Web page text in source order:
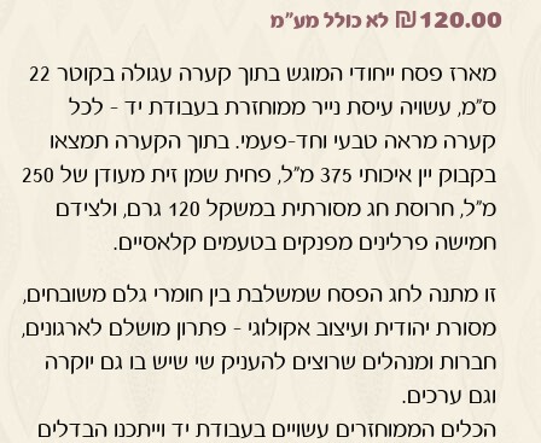
₪120.00 לא כולל מע"מ
מארז פסח ייחודי המוגש בתוך קערה עגולה בקוטר 22
ס"מ, עשויה עיסת נייר ממוחזרת בעבודת יד – לכל
קערה מראה טבעי וחד-פעמי. בתוך הקערה תמצאו
בקבוק יין איכותי 375 מ"ל, פחית שמן זית מעודן של 250
מ"ל, חרוסת חג מסורתית במשקל 120 גרם, ולצידם
חמישה פרלינים מפנקים בטעמים קלאסיים.
זו מתנה לחג הפסח שמשלבת בין חומרי גלם משובחים,
מסורת יהודית ועיצוב אקולוגי – פתרון מושלם לארגונים,
חברות ומנהלים שרוצים להעניק שי שיש בו גם יוקרה
וגם ערכים.
הכלים הממוחזרים עשויים בעבודת יד וייתכנו הבדלים